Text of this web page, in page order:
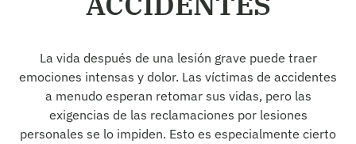
La vida después de una lesión grave puede traer
emociones intensas y dolor. Las víctimas de accidentes
a menudo esperan retomar sus vidas, pero las
exigencias de las reclamaciones por lesiones
personales se lo impiden. Esto es especialmente cierto